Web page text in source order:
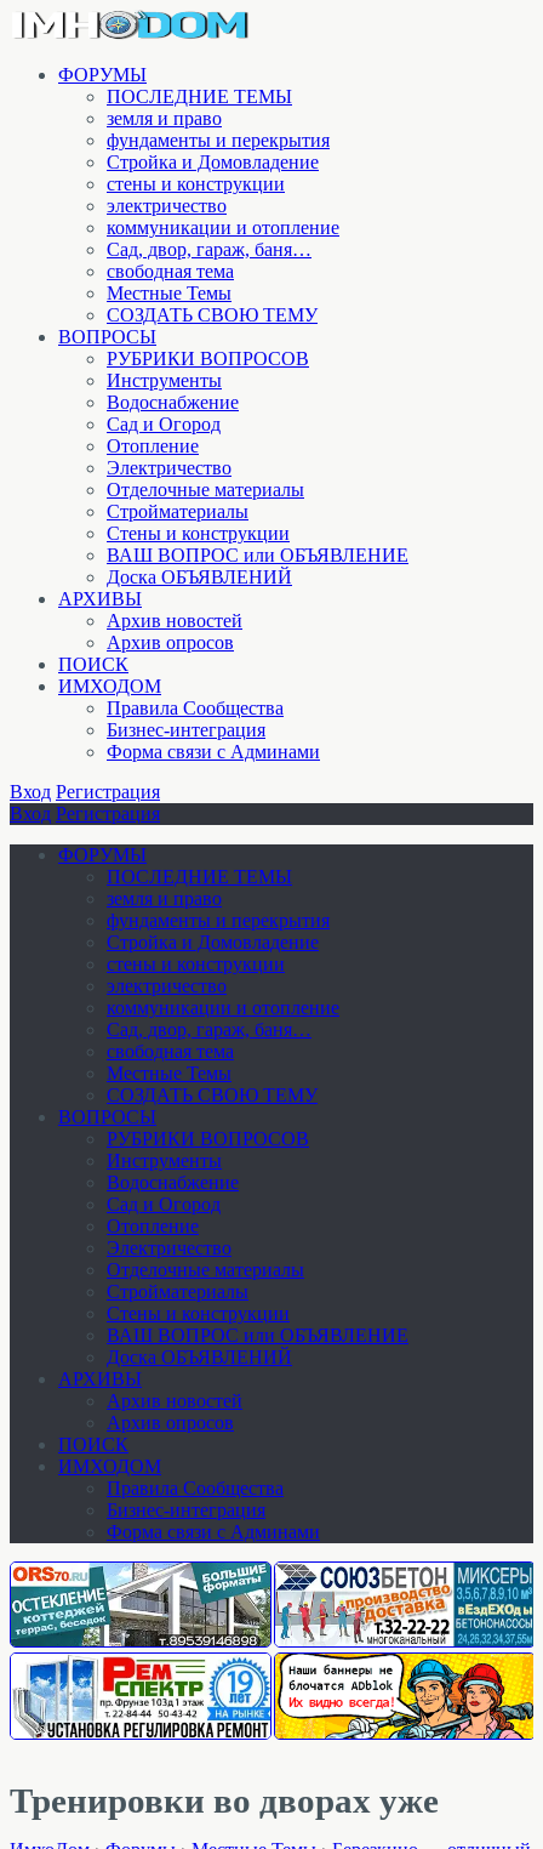
ФОРУМЫ
ПОСЛЕДНИЕ ТЕМЫ
земля и право
фундаменты и перекрытия
Стройка и Домовладение
стены и конструкции
электричество
коммуникации и отопление
Cад, двор, гараж, баня…
свободная тема
Местные Темы
СОЗДАТЬ СВОЮ ТЕМУ
ВОПРОСЫ
РУБРИКИ ВОПРОСОВ
Инструменты
Водоснабжение
Сад и Огород
Отопление
Электричество
Отделочные материалы
Стройматериалы
Стены и конструкции
ВАШ ВОПРОС или ОБЪЯВЛЕНИЕ
Доска ОБЪЯВЛЕНИЙ
АРХИВЫ
Архив новостей
Архив опросов
ПОИСК
ИМХОДОМ
Правила Сообщества
Бизнес-интеграция
Форма связи с Админами
Вход Регистрация
Вход Регистрация
ФОРУМЫ
ПОСЛЕДНИЕ ТЕМЫ
земля и право
фундаменты и перекрытия
Стройка и Домовладение
стены и конструкции
электричество
коммуникации и отопление
Cад, двор, гараж, баня…
свободная тема
Местные Темы
СОЗДАТЬ СВОЮ ТЕМУ
ВОПРОСЫ
РУБРИКИ ВОПРОСОВ
Инструменты
Водоснабжение
Сад и Огород
Отопление
Электричество
Отделочные материалы
Стройматериалы
Стены и конструкции
ВАШ ВОПРОС или ОБЪЯВЛЕНИЕ
Доска ОБЪЯВЛЕНИЙ
АРХИВЫ
Архив новостей
Архив опросов
ПОИСК
ИМХОДОМ
Правила Сообщества
Бизнес-интеграция
Форма связи с Админами
Тренировки во дворах уже